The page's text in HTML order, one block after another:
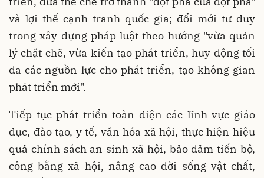
và lợi thế cạnh tranh quốc gia; đổi mới tư duy
trong xây dựng pháp luật theo hướng "vừa quản
lý chặt chẽ, vừa kiến tạo phát triển, huy động tối
đa các nguồn lực cho phát triển, tạo không gian
phát triển mới".
Tiếp tục phát triển toàn diện các lĩnh vực giáo
dục, đào tạo, y tế, văn hóa xã hội, thực hiện hiệu
quả chính sách an sinh xã hội, bảo đảm tiến bộ,
công bằng xã hội, nâng cao đời sống vật chất,